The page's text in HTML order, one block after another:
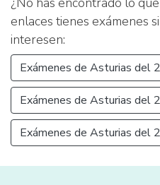
enlaces tienes exámenes
interesen:
Exámenes de Asturias del
Exámenes de Asturias del
Exámenes de Asturias del